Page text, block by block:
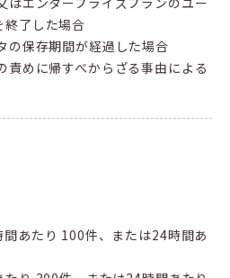
終了した場合
の保存期間が経過した場合
責めに帰すべからざる事由による
あたり 100件、または24時間あ